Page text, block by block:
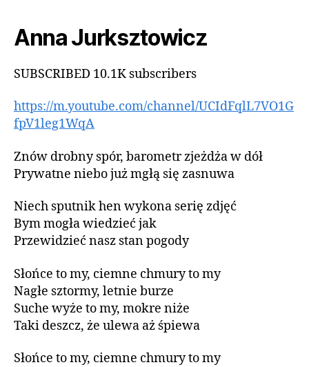
Anna Jurksztowicz
SUBSCRIBED 10.1K subscribers
https://m.youtube.com/channel/UCIdFqlL7VO1G
fpV1leg1WqA
Znów drobny spór, barometr zjeżdża w dół
Prywatne niebo już mgłą się zasnuwa
Niech sputnik hen wykona serię zdjęć
Bym mogła wiedzieć jak
Przewidzieć nasz stan pogody
Słońce to my, ciemne chmury to my
Nagłe sztormy, letnie burze
Suche wyże to my, mokre niże
Taki deszcz, że ulewa aż śpiewa
Słońce to my, ciemne chmury to my